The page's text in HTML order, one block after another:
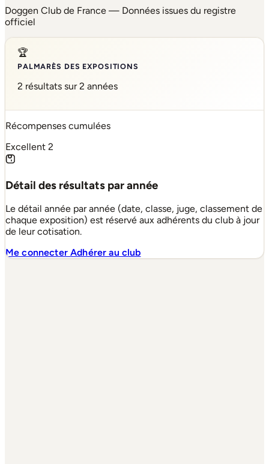
Doggen Club de France — Données issues du registre
officiel
🏆
PALMARÈS DES EXPOSITIONS
2 résultats sur 2 années
Récompenses cumulées
Excellent 2
Détail des résultats par année
Le détail année par année (date, classe, juge, classement de
chaque exposition) est réservé aux adhérents du club à jour
de leur cotisation.
Me connecterAdhérer au club